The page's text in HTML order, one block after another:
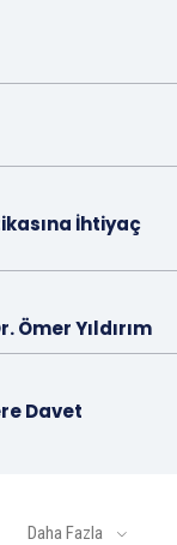
İhtiyaç
Ömer Yıldırım
Davet
Daha Fazla